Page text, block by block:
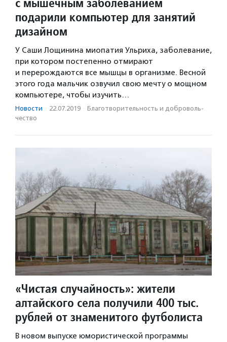
подарили компьютер для занятий
дизайном
У Саши Лощинина миопатия Ульриха, заболевание,
при котором постепенно отмирают
и перерождаются все мышцы в организме. Весной
этого года мальчик озвучил свою мечту о мощном
компьютере, чтобы изучить…
Новости · 22.07.2019 · Благотвори­тель­ность и доброволь­
чест­во
«Чистая случайность»: жители
алтайского села получили 400 тыс.
рублей от знаменитого футболиста
В новом выпуске юмористической программы